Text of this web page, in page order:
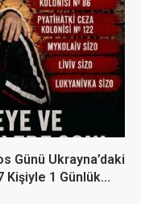
Günü Ukrayna’daki
Kişiyle 1 Günlük...